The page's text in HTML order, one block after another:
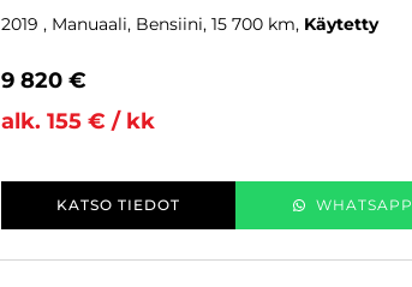
2019 , Manuaali, Bensiini, 15 700 km Käytetty
9 820 €
alk. 155 € / kk
KATSO TIEDOT WHATSAPP